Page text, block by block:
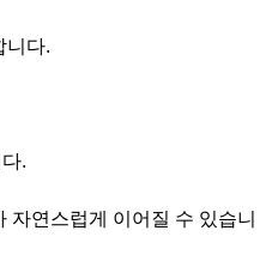
니다.
.
자연스럽게 이어질 수 있습니